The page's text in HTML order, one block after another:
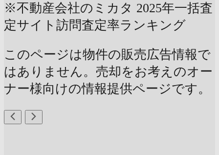
※不動産会社のミカタ 2025年一括査
定サイト訪問査定率ランキング
このページは物件の販売広告情報で
はありません。売却をお考えのオー
ナー様向けの情報提供ページです。